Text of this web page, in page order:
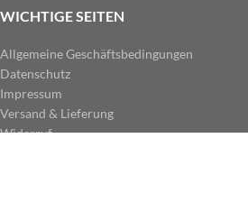
WICHTIGE SEITEN
Allgemeine Geschäftsbedingungen
Datenschutz
Impressum
Versand & Lieferung
Widerruf